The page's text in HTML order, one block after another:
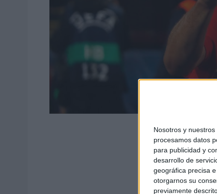
Nosotros y nuestros
procesamos datos
para publicidad y
desarrollo de
geográfica precisa
otorgarnos su
previamente
Fuente: